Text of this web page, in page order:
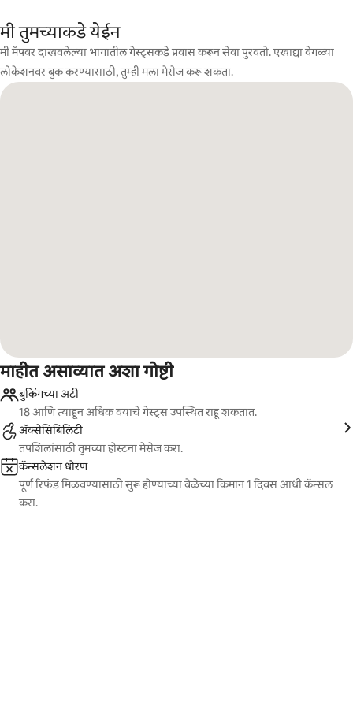
मी तुमच्याकडे येईन
मी मॅपवर दाखवलेल्या भागातील गेस्ट्सकडे प्रवास करून सेवा पुरवतो. एखाद्या वेगळ्या
लोकेशनवर बुक करण्यासाठी, तुम्ही मला मेसेज करू शकता.
माहीत असाव्यात अशा गोष्टी
बुकिंगच्या अटी
18 आणि त्याहून अधिक वयाचे गेस्ट्स उपस्थित राहू शकतात.
ॲक्सेसिबिलिटी
तपशिलांसाठी तुमच्या होस्टना मेसेज करा.
कॅन्सलेशन धोरण
पूर्ण रिफंड मिळवण्यासाठी सुरू होण्याच्या वेळेच्या किमान 1 दिवस आधी कॅन्सल
करा.